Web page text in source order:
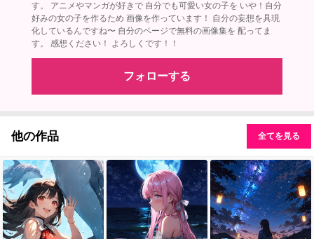
す。 アニメやマンガが好きで 自分でも可愛い女の子を いや！自分
好みの女の子を作るため 画像を作っています！ 自分の妄想を具現
化しているんですね〜 自分のページで無料の画像集を 配ってま
す。 感想ください！ よろしくです！！
フォローする
他の作品 全てを見る